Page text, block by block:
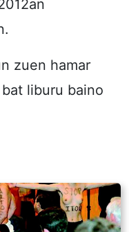
zuen hamar
liburu baino